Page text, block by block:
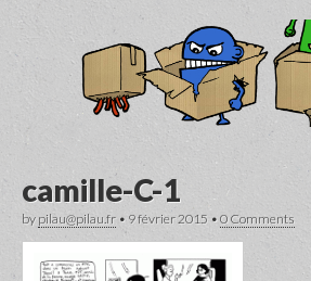
camille-C-1
by pilau@pilau.fr • 9 février 2015 • 0 Comments